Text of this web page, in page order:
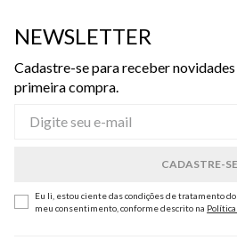
NEWSLETTER
Cadastre-se para receber novidades
primeira compra.
Eu li, estou ciente das condições de tratamento
meu consentimento, conforme descrito na